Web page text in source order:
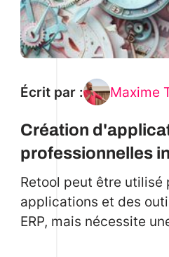
Écrit par : Maxime
Création
professionnelles
avancées avec
Retool peut être utilisé
applications et des
ERP, mais nécessite